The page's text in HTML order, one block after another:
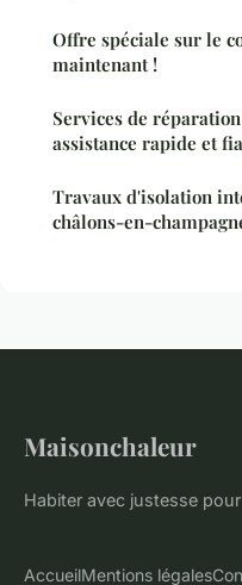
Offre spéciale sur le
maintenant !
Services de
assistance rapide et
Travaux d'isolation
châlons-en-
Maisonchaleur
Habiter avec justesse
AccueilMentions légales